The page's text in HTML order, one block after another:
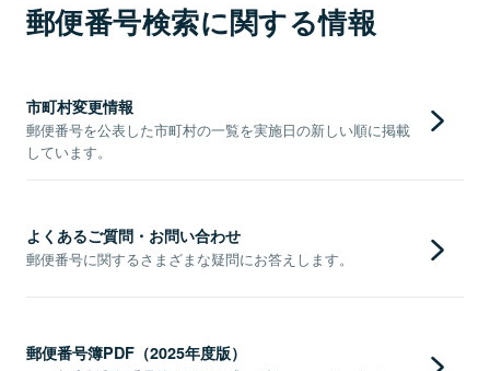
郵便番号検索に関する情報
市町村変更情報
郵便番号を公表した市町村の一覧を実施日の新しい順に掲載
しています。
よくあるご質問・お問い合わせ
郵便番号に関するさまざまな疑問にお答えします。
郵便番号簿PDF（2025年度版）